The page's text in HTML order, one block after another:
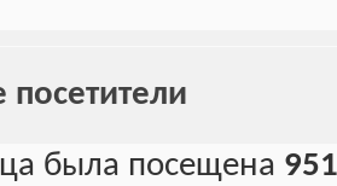
была посещена 951